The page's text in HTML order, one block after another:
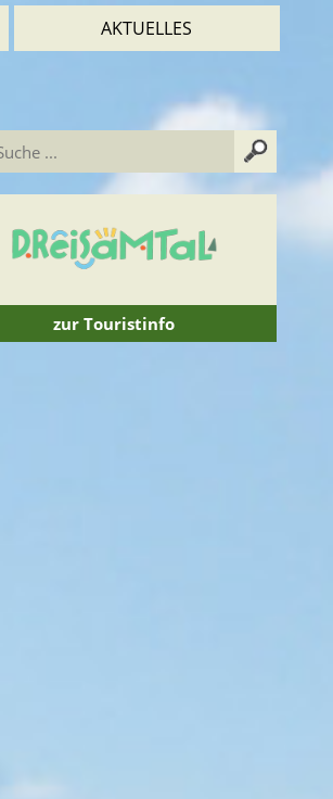
AKTUELLES
zur Touristinfo